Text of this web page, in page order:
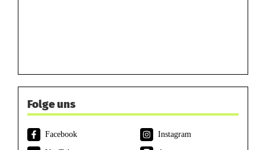
Folge uns
Facebook
Instagram